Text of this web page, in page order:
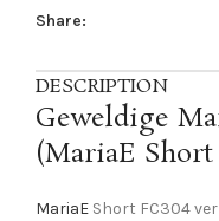
Share:
DESCRIPTION
Geweldige
(MariaE Short
MariaE Short FC304